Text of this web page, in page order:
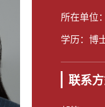
所在单位
学历：博
联系